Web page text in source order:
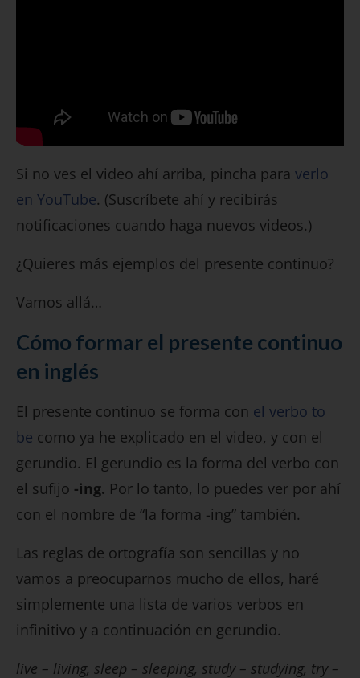
Si no ves el video ahí arriba, pincha para verlo
en YouTube. (Suscríbete ahí y recibirás
notificaciones cuando haga nuevos videos.)
¿Quieres más ejemplos del presente continuo?
Vamos allá…
Cómo formar el presente continuo
en inglés
El presente continuo se forma con el verbo to
be como ya he explicado en el video, y con el
gerundio. El gerundio es la forma del verbo con
el sufijo -ing. Por lo tanto, lo puedes ver por ahí
con el nombre de “la forma -ing” también.
Las reglas de ortografía son sencillas y no
vamos a preocuparnos mucho de ellos, haré
simplemente una lista de varios verbos en
infinitivo y a continuación en gerundio.
live – living, sleep – sleeping, study – studying, try –